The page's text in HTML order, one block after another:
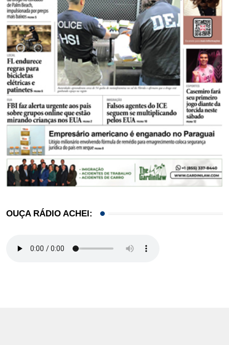
OUÇA RÁDIO ACHEI: